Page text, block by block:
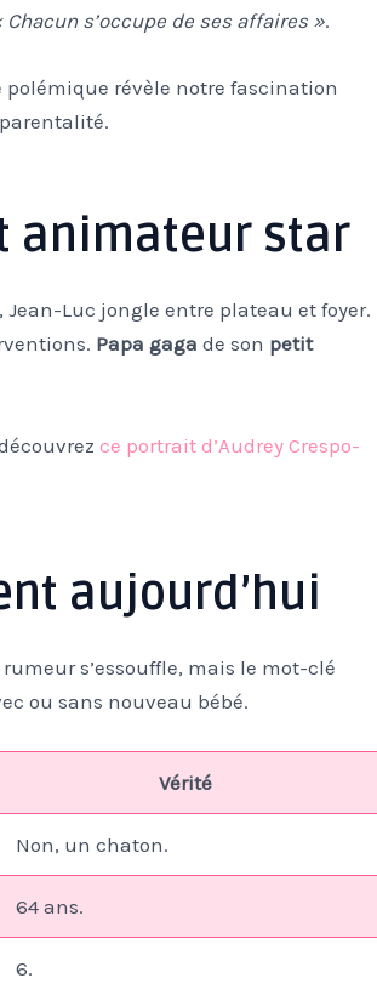
Chacun s’occupe de ses affaires ».
révèle notre fascination
animateur star
Jean-Luc jongle entre plateau et foyer.
Papa gaga de son petit
ce portrait d’Audrey Crespo-
aujourd’hui
s’essouffle, mais le mot-clé
ou sans nouveau bébé.
Vérité
Non, un chaton.
64 ans.
6.